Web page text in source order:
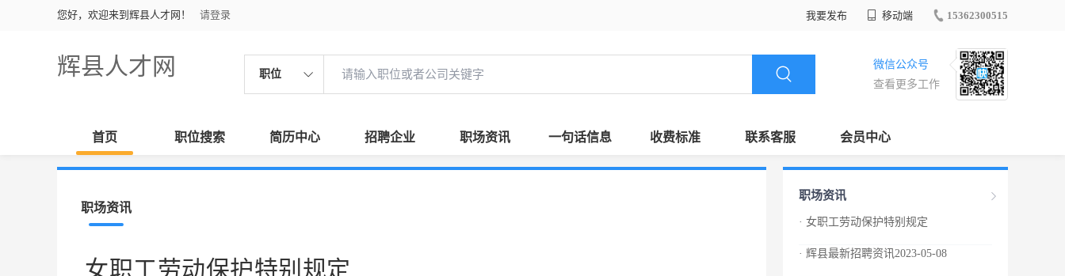
您好，欢迎来到辉县人才网！ 请登录 我要发布 移动端 15362300515
辉县人才网 职位
微信公众号
查看更多工作
首页 职位搜索 简历中心 招聘企业 职场资讯 一句话信息 收费标准 联系客服 会员中心
职场资讯
女职工劳动保护特别规定
职场资讯
· 女职工劳动保护特别规定
· 辉县最新招聘资讯2023-05-08